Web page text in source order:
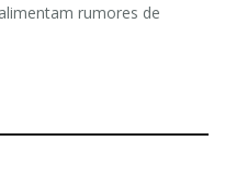
rumores de